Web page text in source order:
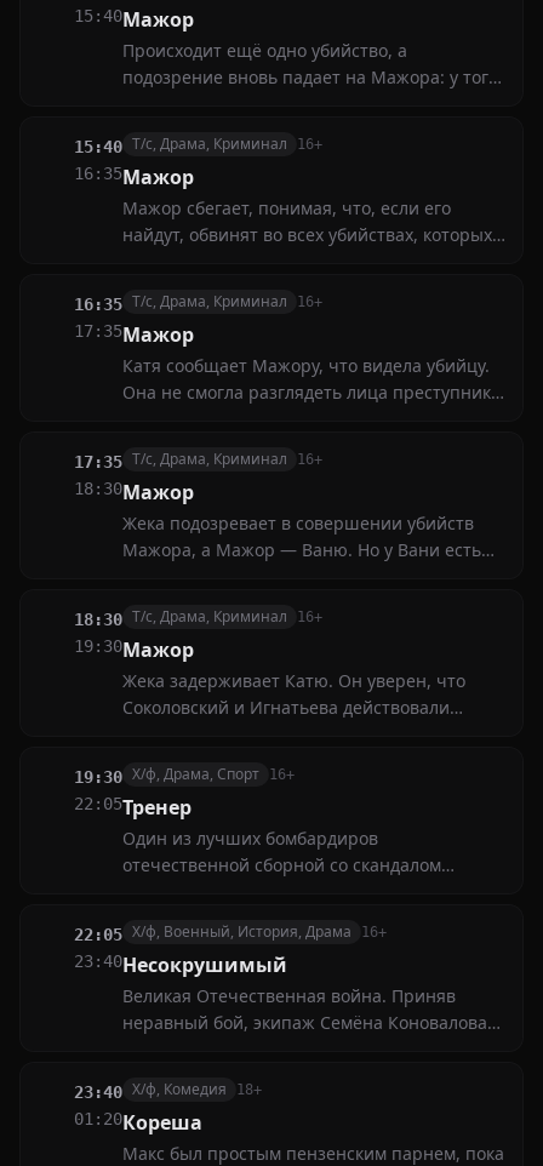
15:40Мажор
Происходит ещё одно убийство, а
подозрение вновь падает на Мажора: у того
15:40
16:35
Т/с, Драма, Криминал 16+
Мажор
Мажор сбегает, понимая, что, если его
найдут, обвинят во всех убийствах, которых
16:35
17:35
Т/с, Драма, Криминал 16+
Мажор
Катя сообщает Мажору, что видела убийцу.
Она не смогла разглядеть лица преступника,
17:35
18:30
Т/с, Драма, Криминал 16+
Мажор
Жека подозревает в совершении убийств
Мажора, а Мажор — Ваню. Но у Вани есть
18:30
19:30
Т/с, Драма, Криминал 16+
Мажор
Жека задерживает Катю. Он уверен, что
Соколовский и Игнатьева действовали
19:30
22:05
Х/ф, Драма, Спорт 16+
Тренер
Один из лучших бомбардиров
отечественной сборной со скандалом
тренера. Вынужденная отставка не лишила
Юрия Столешникова веры в собственные
способности
22:05
23:40
Х/ф, Военный, История, Драма 16+
Несокрушимый
Великая Отечественная война. Приняв
неравный бой, экипаж Семёна Коновалова
районе хутора Нижнемитякин Тарасовского
района Ростовской области
23:40
01:20
Х/ф, Комедия 18+
Кореша
Макс был простым пензенским парнем, пока